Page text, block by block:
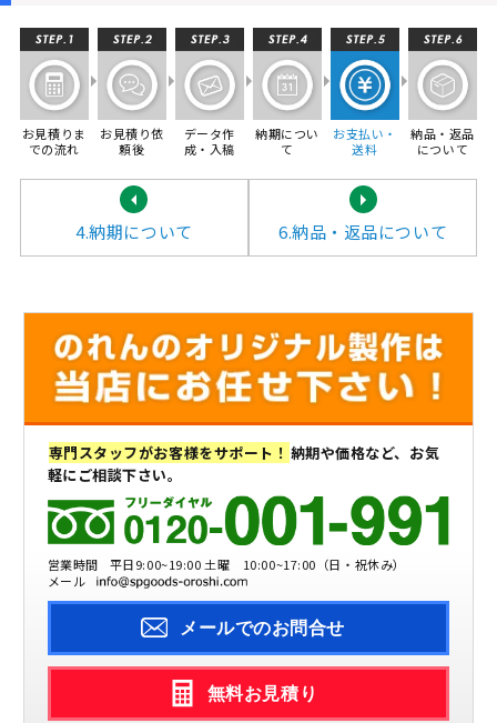
お見積りま
での流れ
お見積り依
頼後
データ作
成・入稿
納期につい
て
お支払い・
送料
納品・返品
について
4.納期について 6.納品・返品について
専門スタッフがお客様をサポート！ 納期や価格など、お気
軽にご相談下さい。
営業時間
平日9:00~19:00 土曜 10:00~17:00（日・祝休み）
メール
メールでのお問合せ
無料お見積り